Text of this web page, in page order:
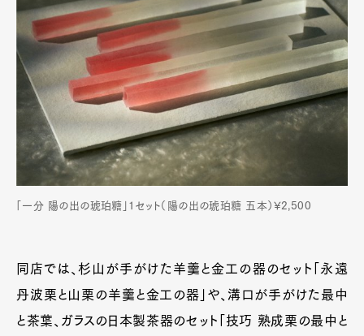
「一分 陽の出の琥珀糖」1セット（陽の出の琥珀糖 五本）¥2,500
同店では、杉山が手がけた羊羹と金工の器のセット「永遠
丹波栗と山栗の羊羹と金工の器」や、溝口が手がけた最中
と茶葉、ガラスの日本製茶器のセット「技巧 熟成栗の最中と